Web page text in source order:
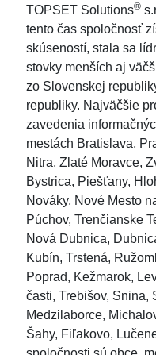
TOPSET Solutions®
tento čas spoločnosť
skúseností, stala sa
stovky menších aj
zo Slovenskej
republiky. Najväčšie
zavedenia
mestách Bratislava,
Nitra, Zlaté Moravce,
Bystrica, Piešťany,
Nováky, Nové Mesto
Púchov, Trenčianske
Nová Dubnica,
Kubín, Trstená,
Poprad, Kežmarok,
časti, Trebišov, Snina,
Medzilaborce,
Šahy, Fiľakovo,